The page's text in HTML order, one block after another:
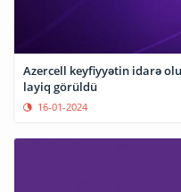
Azercell keyfiyyətin idarə
layiq görüldü
16-01-2024